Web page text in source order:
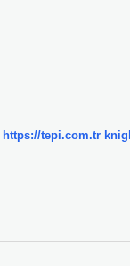
https://tepi.com.tr